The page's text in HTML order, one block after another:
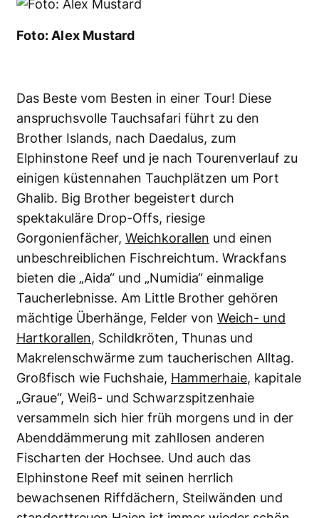
Foto: Alex Mustard
Das Beste vom Besten in einer Tour! Diese
anspruchsvolle Tauchsafari führt zu den
Brother Islands, nach Daedalus, zum
Elphinstone Reef und je nach Tourenverlauf zu
einigen küstennahen Tauchplätzen um Port
Ghalib. Big Brother begeistert durch
spektakuläre Drop-Offs, riesige
Gorgonienfächer, Weichkorallen und einen
unbeschreiblichen Fischreichtum. Wrackfans
bieten die „Aida“ und „Numidia“ einmalige
Taucherlebnisse. Am Little Brother gehören
mächtige Überhänge, Felder von Weich- und
Hartkorallen, Schildkröten, Thunas und
Makrelenschwärme zum taucherischen Alltag.
Großfisch wie Fuchshaie, Hammerhaie, kapitale
„Graue“, Weiß- und Schwarzspitzenhaie
versammeln sich hier früh morgens und in der
Abenddämmerung mit zahllosen anderen
Fischarten der Hochsee. Und auch das
Elphinstone Reef mit seinen herrlich
bewachsenen Riffdächern, Steilwänden und